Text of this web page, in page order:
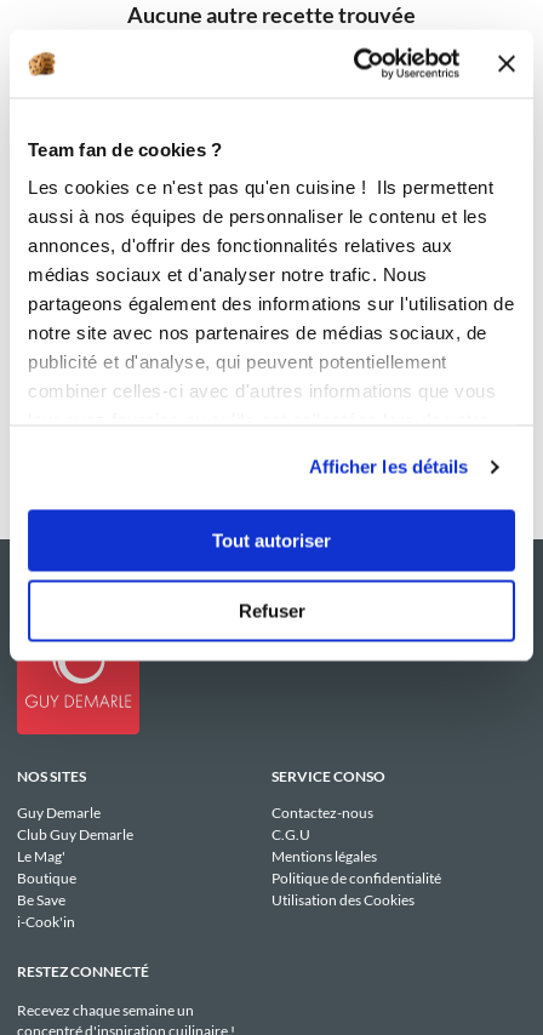
Team fan de cookies ?
Les cookies ce n'est pas qu'en cuisine ! Ils permettent
aussi à nos équipes de personnaliser le contenu et les
annonces, d'offrir des fonctionnalités relatives aux
médias sociaux et d'analyser notre trafic. Nous
partageons également des informations sur l'utilisation de
notre site avec nos partenaires de médias sociaux, de
publicité et d'analyse, qui peuvent potentiellement
combiner celles-ci avec d'autres informations que vous
Afficher les détails
Tout autoriser
Refuser
Aucune autre recette trouvée
NOS SITES
Guy Demarle
Club Guy Demarle
Le Mag'
Boutique
Be Save
i-Cook'in
SERVICE CONSO
Contactez-nous
C.G.U
Mentions légales
Politique de confidentialité
Utilisation des Cookies
RESTEZ CONNECTÉ
Recevez chaque semaine un
concentré d'inspiration cuilinaire !